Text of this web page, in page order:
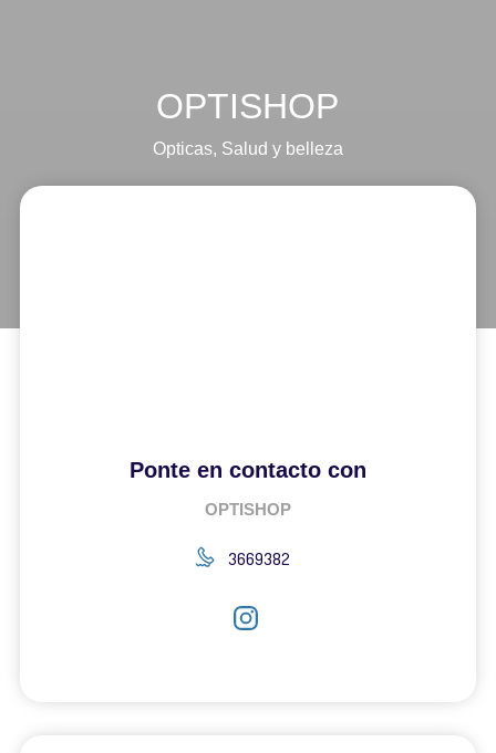
OPTISHOP
Opticas, Salud y belleza
Ponte en contacto con
OPTISHOP
3669382